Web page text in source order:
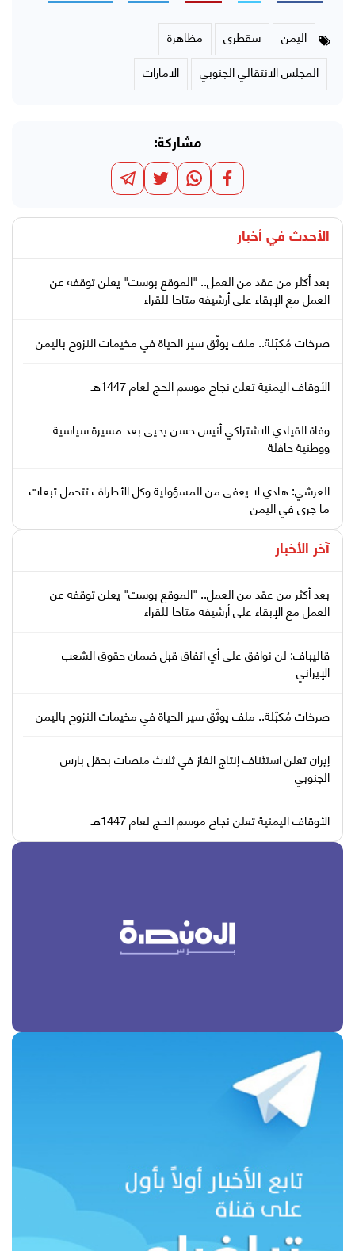
اليمن سقطرى
مظاهرة
المجلس الانتقالي الجنوبي
الامارات
مشاركة:
الأحدث في أخبار
بعد أكثر من عقد من العمل.. "الموقع بوست" يعلن توقفه عن
العمل مع الإبقاء على أرشيفه متاحا للقراء
صرخات مُكبّلة.. ملف يوثّق سير الحياة في مخيمات النزوح باليمن
الأوقاف اليمنية تعلن نجاح موسم الحج لعام 1447هـ
وفاة القيادي الاشتراكي أنيس حسن يحيى بعد مسيرة سياسية
ووطنية حافلة
العرشي: هادي لا يعفى من المسؤولية وكل الأطراف تتحمل تبعات
ما جرى في اليمن
آخر الأخبار
بعد أكثر من عقد من العمل.. "الموقع بوست" يعلن توقفه عن
العمل مع الإبقاء على أرشيفه متاحا للقراء
قاليباف: لن نوافق على أي اتفاق قبل ضمان حقوق الشعب
الإيراني
صرخات مُكبّلة.. ملف يوثّق سير الحياة في مخيمات النزوح باليمن
إيران تعلن استئناف إنتاج الغاز في ثلاث منصات بحقل بارس
الجنوبي
الأوقاف اليمنية تعلن نجاح موسم الحج لعام 1447هـ